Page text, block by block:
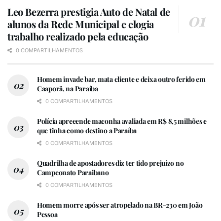
ouvidora geral da ALPB, Nilda Aguiar.
Leo Bezerra prestigia Auto de Natal de
alunos da Rede Municipal e elogia
trabalho realizado pela educação
0 COMPARTILHAMENTOS
Homem invade bar, mata cliente e deixa outro ferido em
Caaporã, na Paraíba
0 COMPARTILHAMENTOS
Polícia apreeende maconha avaliada em R$ 8,5 milhões e
que tinha como destino a Paraíba
0 COMPARTILHAMENTOS
Quadrilha de apostadores diz ter tido prejuízo no
Campeonato Paraibano
0 COMPARTILHAMENTOS
Homem morre após ser atropelado na BR-230 em João
Pessoa